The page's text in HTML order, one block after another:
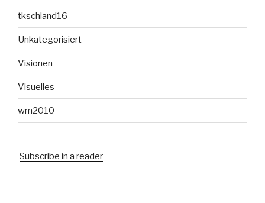
tkschland16
Unkategorisiert
Visionen
Visuelles
wm2010
Subscribe in a reader